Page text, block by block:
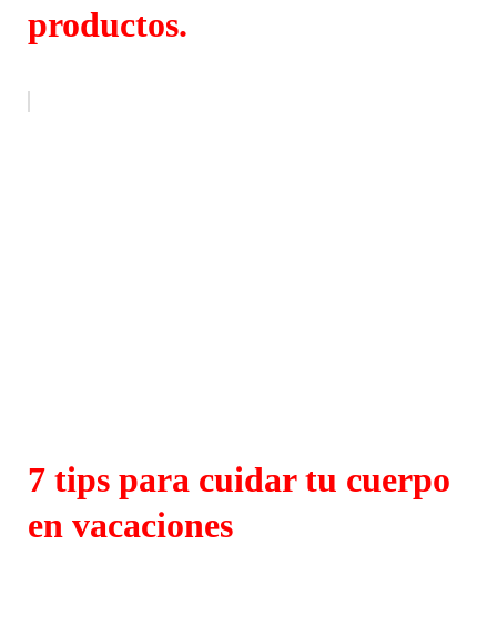
productos.
7 tips para cuidar tu cuerpo
en vacaciones